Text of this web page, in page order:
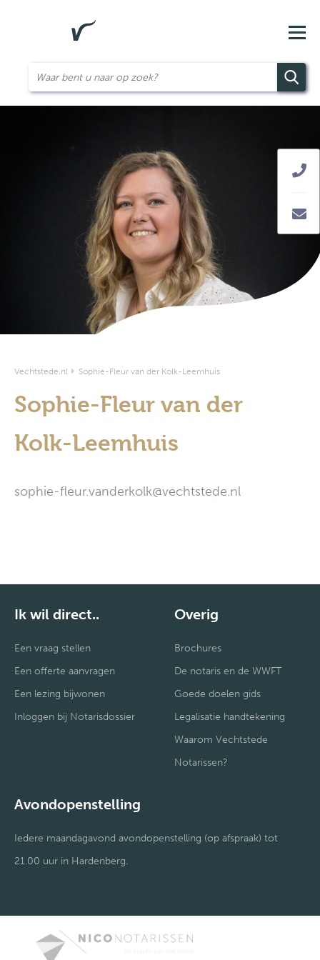
Vechtstede.nl Sophie-Fleur van der Kolk-Leemhuis
Sophie-Fleur van der
Kolk-Leemhuis
sophie-fleur.vanderkolk@vechtstede.nl
Ik wil direct..
Een vraag stellen
Een offerte aanvragen
Een lezing bijwonen
Inloggen bij Notarisdossier
Overig
Brochures
De notaris en de WWFT
Goede doelen gids
Legalisatie handtekening
Waarom Vechtstede
Notarissen?
Avondopenstelling
Iedere maandagavond avondopenstelling (op afspraak) tot
21.00 uur in Hardenberg.